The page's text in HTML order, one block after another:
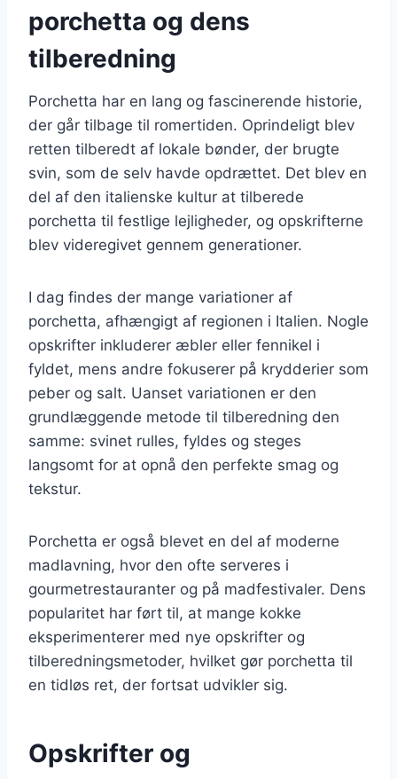
porchetta og dens
tilberedning
Porchetta har en lang og fascinerende historie,
der går tilbage til romertiden. Oprindeligt blev
retten tilberedt af lokale bønder, der brugte
svin, som de selv havde opdrættet. Det blev en
del af den italienske kultur at tilberede
porchetta til festlige lejligheder, og opskrifterne
blev videregivet gennem generationer.
I dag findes der mange variationer af
porchetta, afhængigt af regionen i Italien. Nogle
opskrifter inkluderer æbler eller fennikel i
fyldet, mens andre fokuserer på krydderier som
peber og salt. Uanset variationen er den
grundlæggende metode til tilberedning den
samme: svinet rulles, fyldes og steges
langsomt for at opnå den perfekte smag og
tekstur.
Porchetta er også blevet en del af moderne
madlavning, hvor den ofte serveres i
gourmetrestauranter og på madfestivaler. Dens
popularitet har ført til, at mange kokke
eksperimenterer med nye opskrifter og
tilberedningsmetoder, hvilket gør porchetta til
en tidløs ret, der fortsat udvikler sig.
Opskrifter og